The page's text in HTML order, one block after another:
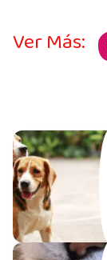
Ver Más: